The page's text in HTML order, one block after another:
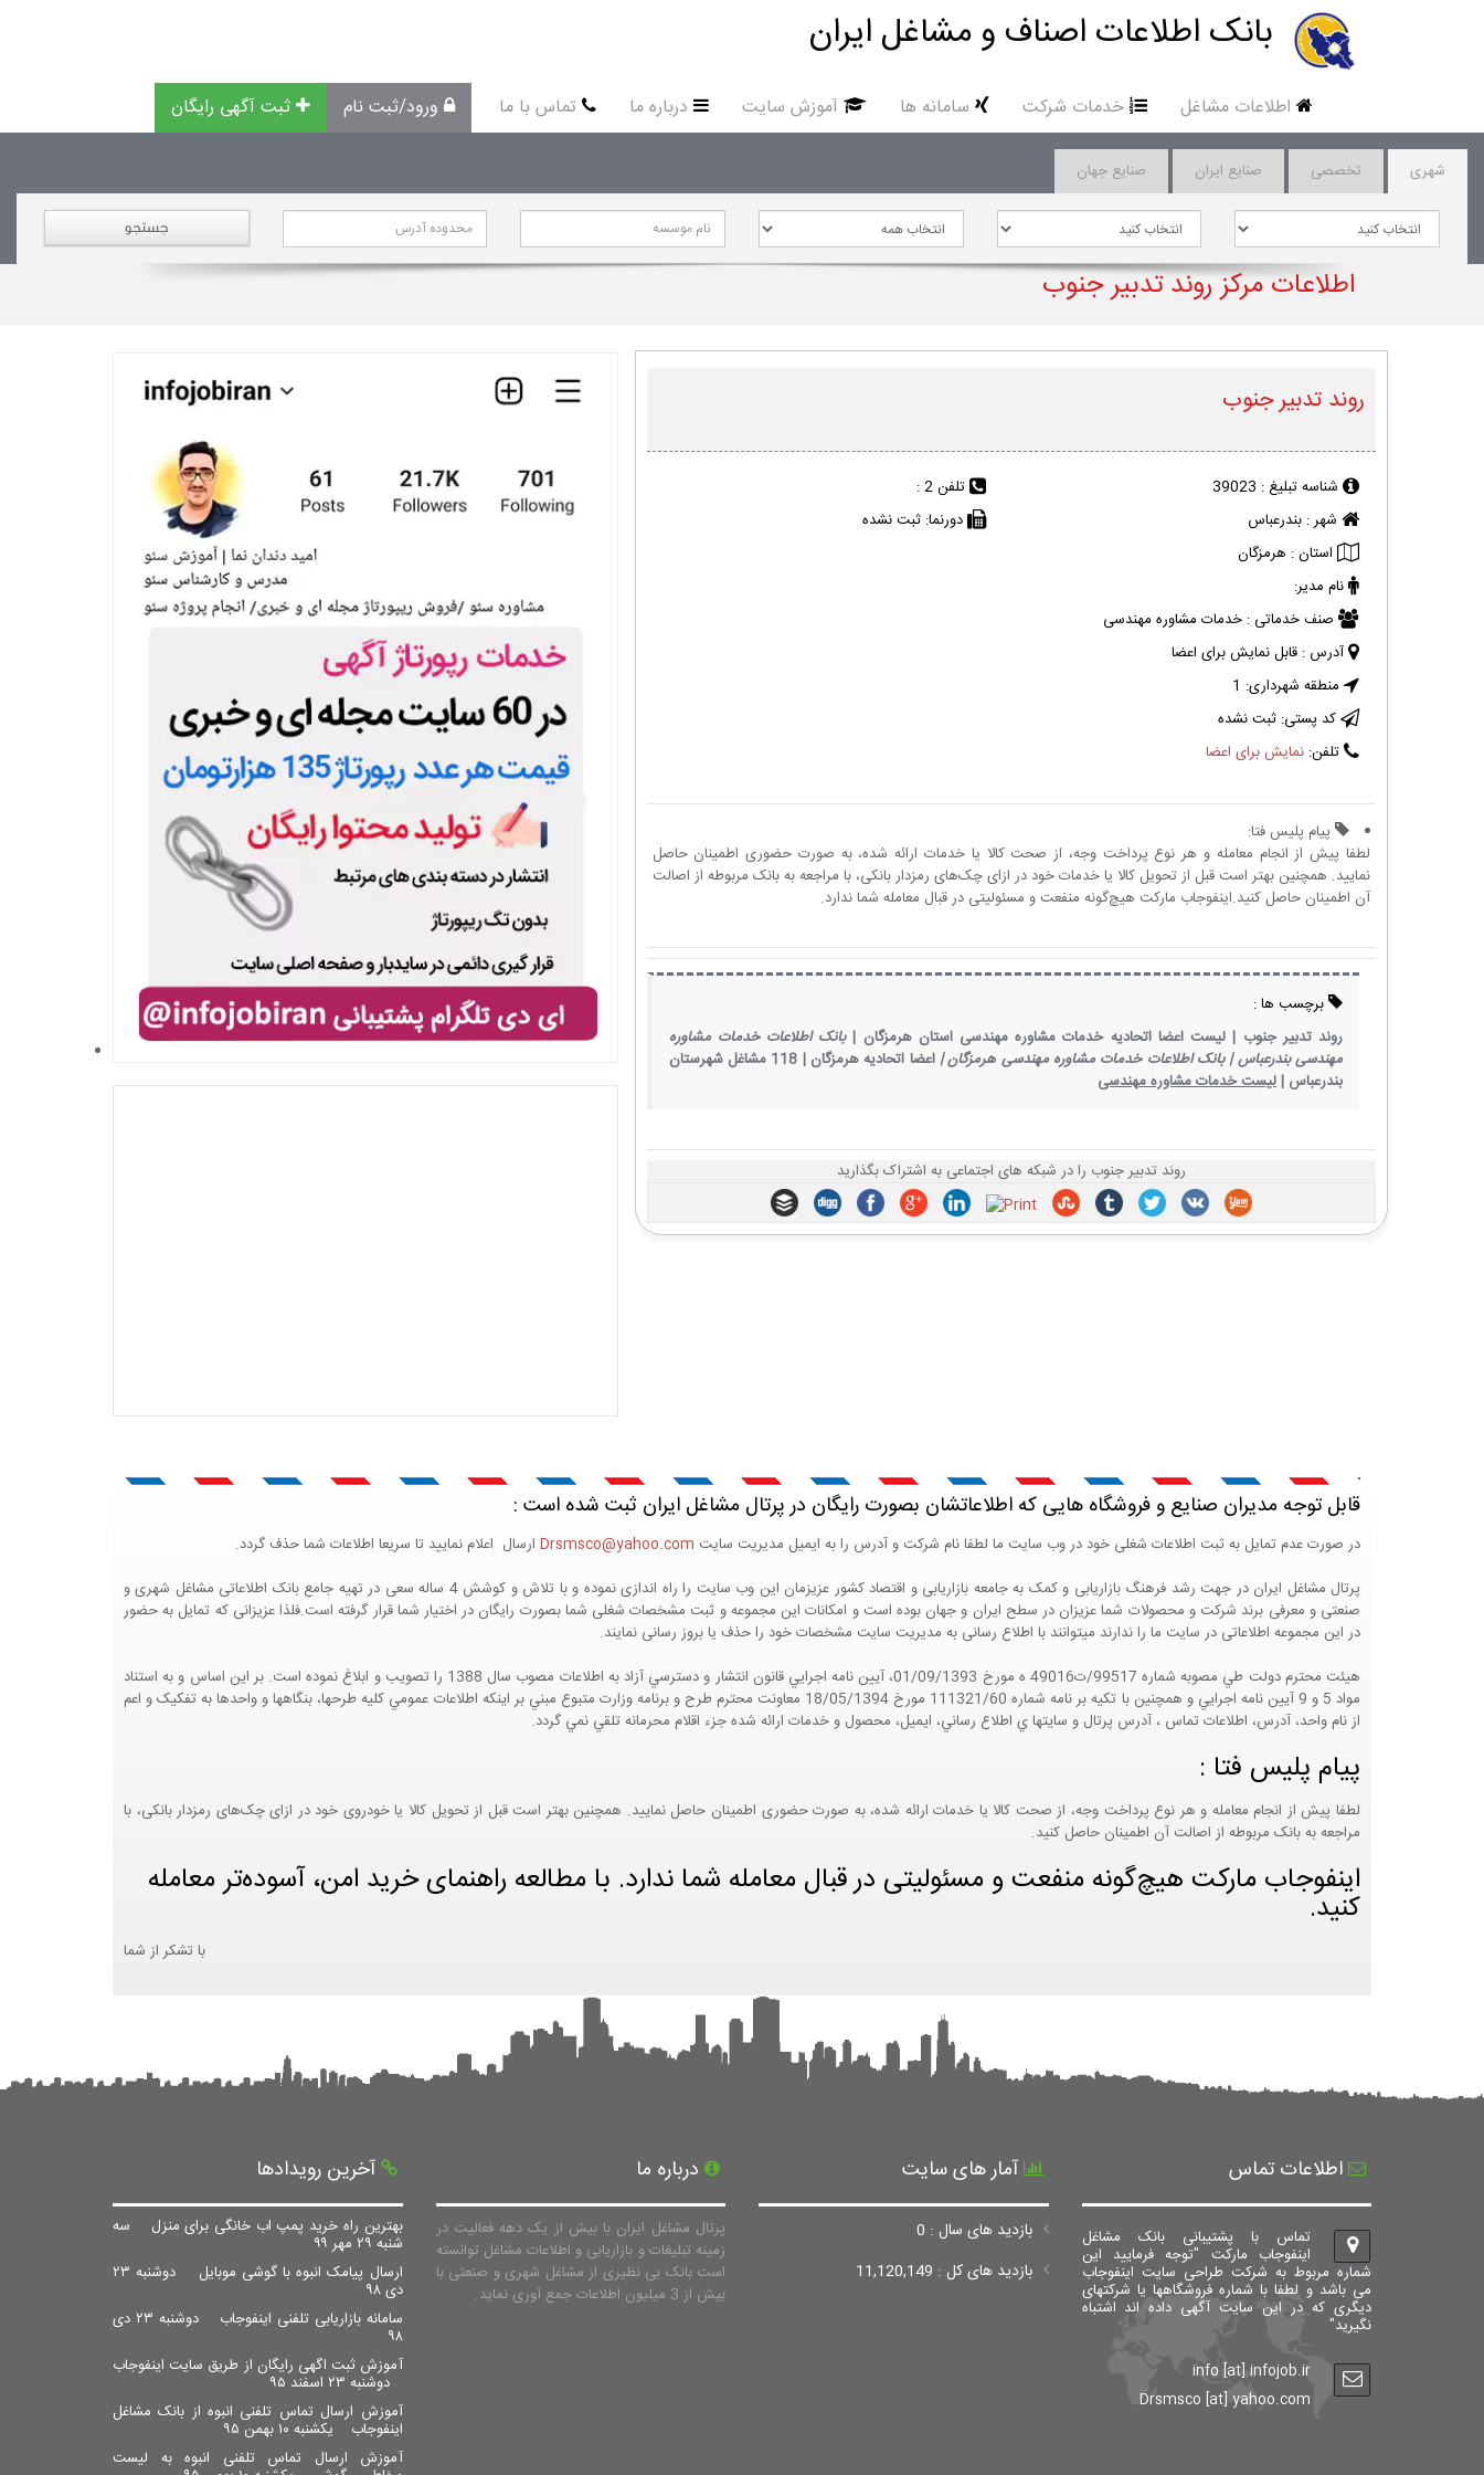
بانک اطلاعات اصناف و مشاغل ایران
اطلاعات مشاغل خدمات شرکت سامانه ها آموزش سایت درباره ما تماس با ما ورود/ثبت نام ثبت آگهی رایگان
شهری تخصصی صنایع ایران صنایع جهان
جستجو
اطلاعات مرکز روند تدبیر جنوب
روند تدبیر جنوب
شناسه تبلیغ : 39023
شهر : بندرعباس
استان : هرمزگان
نام مدیر:
صنف خدماتی : خدمات مشاوره مهندسی
آدرس : قابل نمایش برای اعضا
منطقه شهرداری: 1
کد پستی: ثبت نشده
تلفن: نمایش برای اعضا
تلفن 2 :
دورنما: ثبت نشده
پیام پلیس فتا:
لطفا پیش از انجام معامله و هر نوع پرداخت وجه، از صحت کالا یا خدمات ارائه شده، به صورت حضوری اطمینان حاصل
نمایید. همچنین بهتر است قبل از تحویل کالا یا خدمات خود در ازای چک‌های رمزدار بانکی، با مراجعه به بانک مربوطه از اصالت
آن اطمینان حاصل کنید.اینفوجاب مارکت هیچ‌گونه منفعت و مسئولیتی در قبال معامله شما ندارد.
برچسب ها :
روند تدبیر جنوب | لیست اعضا اتحادیه خدمات مشاوره مهندسی استان هرمزگان | بانک اطلاعات خدمات مشاوره
مهندسی بندرعباس |بانک اطلاعات خدمات مشاوره مهندسی هرمزگان | اعضا اتحادیه هرمزگان |
118 مشاغل شهرستان
بندرعباس |لیست خدمات مشاوره مهندسی
روند تدبیر جنوب را در شبکه های اجتماعی به اشتراک بگذارید
قابل توجه مدیران صنایع و فروشگاه هایی که اطلاعاتشان بصورت رایگان در پرتال مشاغل ایران ثبت شده است :
در صورت عدم تمایل به ثبت اطلاعات شغلی خود در وب سایت ما لطفا نام شرکت و آدرس را به ایمیل مدیریت سایت Drsmsco@yahoo.com ارسال اعلام نمایید تا سریعا اطلاعات شما حذف گردد.
پرتال مشاغل ایران در جهت رشد فرهنگ بازاریابی و کمک به جامعه بازاریابی و اقتصاد کشور عزیزمان این وب سایت را راه اندازی نموده و با تلاش و کوشش 4 ساله سعی در تهیه جامع بانک اطلاعاتی مشاغل شهری و
صنعتی و معرفی برند شرکت و محصولات شما عزیزان در سطح ایران و جهان بوده است و امکانات این مجموعه و ثبت مشخصات شغلی شما بصورت رایگان در اختیار شما قرار گرفته است.فلذا عزیزانی که تمایل به حضور
در این مجموعه اطلاعاتی در سایت ما را ندارند میتوانند با اطلاع رسانی به مدیریت سایت مشخصات خود را حذف یا بروز رسانی نمایند.
هيئت محترم دولت طي مصوبه شماره 99517/ت49016 ه مورخ 01/09/1393، آيين نامه اجرايي قانون انتشار و دسترسي آزاد به اطلاعات مصوب سال 1388 را تصويب و ابلاغ نموده است. بر اين اساس و به استناد
مواد 5 و 9 آيين نامه اجرايي و همچنين با تکيه بر نامه شماره 111321/60 مورخ 18/05/1394 معاونت محترم طرح و برنامه وزارت متبوع مبني بر اينکه اطلاعات عمومي کليه طرحها، بنگاهها و واحدها به تفکيک و اعم
از نام واحد، آدرس، اطلاعات تماس ، آدرس پرتال و سايتها ي اطلاع رساني، ايميل، محصول و خدمات ارائه شده جزء اقلام محرمانه تلقي نمي گردد.
پیام پلیس فتا :
لطفا پیش از انجام معامله و هر نوع پرداخت وجه، از صحت کالا یا خدمات ارائه شده، به صورت حضوری اطمینان حاصل نمایید. همچنین بهتر است قبل از تحویل کالا یا خودروی خود در ازای چک‌های رمزدار بانکی، با
مراجعه به بانک مربوطه از اصالت آن اطمینان حاصل کنید.
اینفوجاب مارکت هیچ‌گونه منفعت و مسئولیتی در قبال معامله شما ندارد. با مطالعه راهنمای خرید امن، آسوده‌تر معامله
کنید.
با تشکر از شما
اطلاعات تماس
تماس با پشتیبانی بانک مشاغل
اینفوجاب مارکت "توجه فرمایید این
شماره مربوط به شرکت طراحی سایت اینفوجاب
می باشد و لطفا با شماره فروشگاهها یا شرکتهای
دیگری که در این سایت آگهی داده اند اشتباه
نگیرید"
info [at] infojob.ir
Drsmsco [at] yahoo.com
آمار های سایت
بازدید های سال : 0
بازدید های کل : 11,120,149
درباره ما
پرتال مشاغل ایران با بیش از یک دهه فعالیت در
زمینه تبلیغات و بازاریابی و اطلاعات مشاغل توانسته
است بانک بی نظیری از مشاغل شهری و صنعتی با
بیش از 3 میلیون اطلاعات جمع آوری نماید.
آخرین رویدادها
بهترین راه خرید پمپ اب خانگی برای منزل سه
شنبه ۲۹ مهر ۹۹
ارسال پیامک انبوه با گوشی موبایل
دوشنبه ۲۳
دی ۹۸
سامانه بازاریابی تلفنی اینفوجاب
دوشنبه ۲۳ دی
۹۸
آموزش ثبت اگهی رایگان از طریق سایت اینفوجاب
دوشنبه ۲۳ اسفند ۹۵
آموزش ارسال تماس تلفنی انبوه از بانک مشاغل
اینفوجاب یکشنبه ۱۰ بهمن ۹۵
آموزش ارسال تماس تلفنی انبوه به لیست